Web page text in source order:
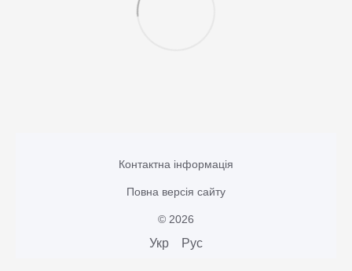
Контактна інформація
Повна версія сайту
© 2026
Укр Рус